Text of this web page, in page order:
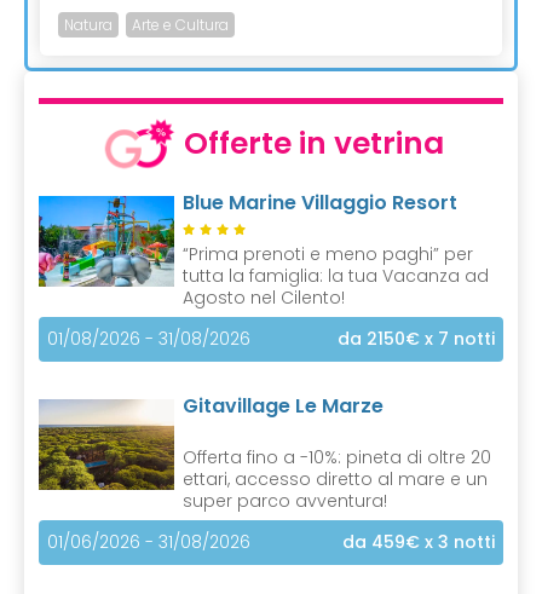
Natura Arte e Cultura
Offerte in vetrina
Blue Marine Villaggio Resort
“Prima prenoti e meno paghi” per
tutta la famiglia: la tua Vacanza ad
Agosto nel Cilento!
01/08/2026 - 31/08/2026
da 2150€ x 7 notti
Gitavillage Le Marze
Offerta fino a -10%: pineta di oltre 20
ettari, accesso diretto al mare e un
super parco avventura!
01/06/2026 - 31/08/2026
da 459€ x 3 notti